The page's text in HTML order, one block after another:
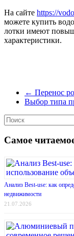
На сайте https://
можете купить
лотки имеют
характеристики.
← Перенос
Выбор типа
Самое
Анализ Best-use: как
недвижимости
21.07.2026